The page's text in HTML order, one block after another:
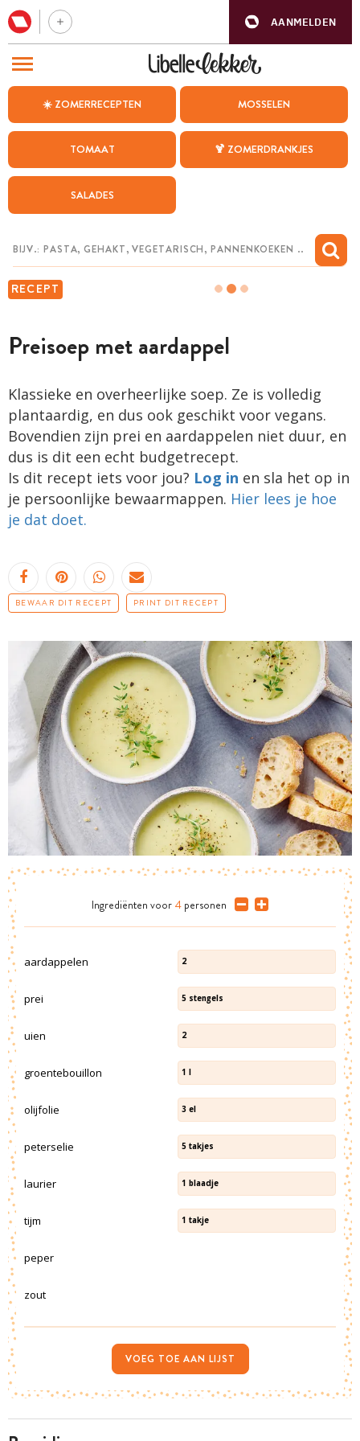
AANMELDEN
☀️ ZOMERRECEPTEN MOSSELEN
TOMAAT 🍹 ZOMERDRANKJES
SALADES
RECEPT
Preisoep met aardappel
Klassieke en overheerlijke soep. Ze is volledig
plantaardig, en dus ook geschikt voor vegans.
Bovendien zijn prei en aardappelen niet duur, en
dus is dit een echt budgetrecept.
Is dit recept iets voor jou? Log in en sla het op in
je persoonlijke bewaarmappen. Hier lees je hoe
je dat doet.
BEWAAR DIT RECEPT PRINT DIT RECEPT
Ingrediënten voor 4 personen
aardappelen 2
prei 5 stengels
uien 2
groentebouillon 1 l
olijfolie 3 el
peterselie 5 takjes
laurier 1 blaadje
tijm 1 takje
peper
zout
VOEG TOE AAN LIJST
BEZOEK ONZE ANDERE WEBSITES
WEEKMENU
CHAT MET MAIA
MIJN BEWAARDE RECEPTEN